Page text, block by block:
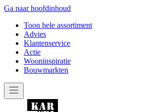
Ga naar hoofdinhoud
Toon hele assortiment
Advies
Klantenservice
Actie
Wooninspiratie
Bouwmarkten